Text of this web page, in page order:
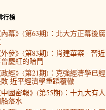
行榜
內幕》(第63期)：北大方正幕後腐
外參》(第83期)：肖建華案 - 習近
慶紅的暗鬥
政經》(第21期)：克強經濟學已經
近平經濟學重蹈覆轍
中國密報》(第55期)：十九大有人
落水